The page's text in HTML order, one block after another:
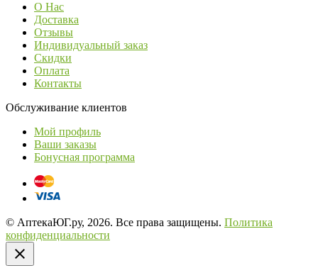
О Нас
Доставка
Отзывы
Индивидуальный заказ
Скидки
Оплата
Контакты
Обслуживание клиентов
Мой профиль
Ваши заказы
Бонусная программа
© АптекаЮГ.ру, 2026. Все права защищены. Политика
конфиденциальности